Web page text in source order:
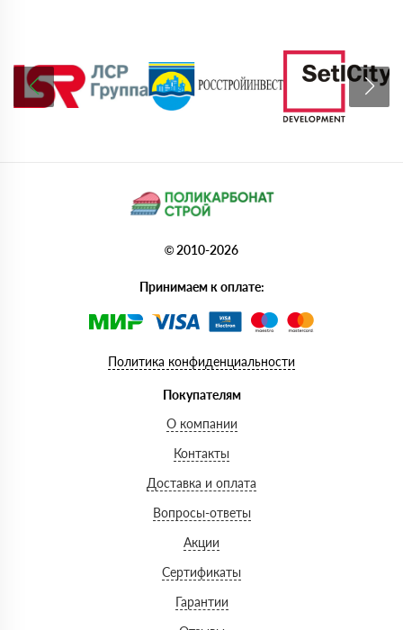
© 2010-2026
Принимаем к оплате:
Политика конфиденциальности
Покупателям
О компании
Контакты
Доставка и оплата
Вопросы-ответы
Акции
Сертификаты
Гарантии